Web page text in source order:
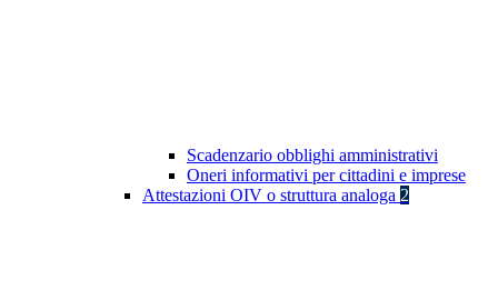
Scadenzario obblighi amministrativi
Oneri informativi per cittadini e imprese
Attestazioni OIV o struttura analoga 2